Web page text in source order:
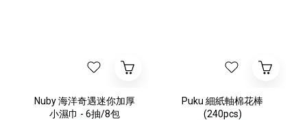
Nuby 海洋奇遇迷你加厚
小濕巾 - 6抽/8包
Puku 細紙軸棉花棒
(240pcs)